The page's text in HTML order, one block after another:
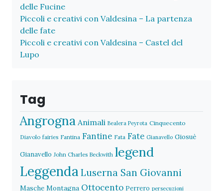
delle Fucine
Piccoli e creativi con Valdesina – La partenza
delle fate
Piccoli e creativi con Valdesina – Castel del
Lupo
Tag
Angrogna Animali Bealera Peyrota Cinquecento
Diavolo fairies Fantina Fantine Fata Fate Gianavello Giosuè
Gianavello John Charles Beckwith legend
Leggenda Luserna San Giovanni
Masche Montagna Ottocento Perrero persecuzioni